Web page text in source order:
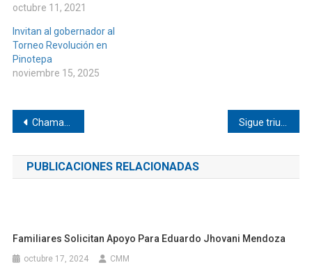
octubre 11, 2021
Invitan al gobernador al
Torneo Revolución en
Pinotepa
noviembre 15, 2025
Navegación
de
entradas
Chamaqueó Vera Salinas a Marbel
PUBLICACIONES RELACIONADAS
Familiares Solicitan Apoyo Para Eduardo Jhovani Mendoza
octubre 17, 2024 CMM